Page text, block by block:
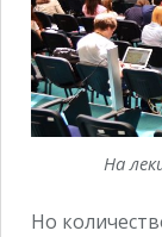
На
Но